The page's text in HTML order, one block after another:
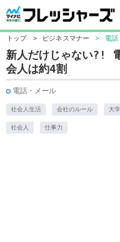
トップ > ビジネスマナー > 電話
新人だけじゃない?!
会人は約4割
電話・メール
社会人生活 会社のルール 大
社会人 仕事力